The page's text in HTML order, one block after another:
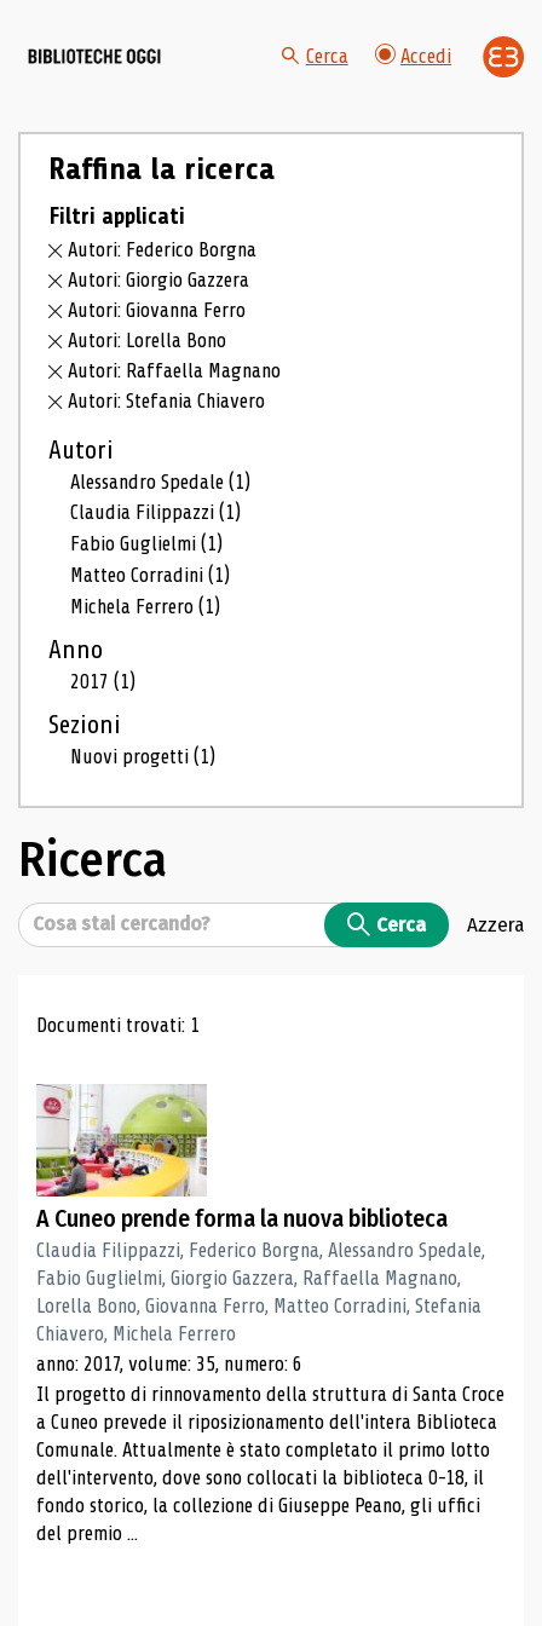
Cerca Accedi
Raffina la ricerca
Filtri applicati
Autori: Federico Borgna
Autori: Giorgio Gazzera
Autori: Giovanna Ferro
Autori: Lorella Bono
Autori: Raffaella Magnano
Autori: Stefania Chiavero
Autori
Alessandro Spedale(1)
Claudia Filippazzi(1)
Fabio Guglielmi(1)
Matteo Corradini(1)
Michela Ferrero(1)
Anno
2017(1)
Sezioni
Nuovi progetti(1)
Ricerca
Cerca Cerca Azzera
Risultati di ricerca
Documenti trovati: 1
A Cuneo prende forma la nuova biblioteca
Claudia Filippazzi, Federico Borgna, Alessandro Spedale,
Fabio Guglielmi, Giorgio Gazzera, Raffaella Magnano,
Lorella Bono, Giovanna Ferro, Matteo Corradini, Stefania
Chiavero, Michela Ferrero
anno: 2017, volume: 35, numero: 6
Il progetto di rinnovamento della struttura di Santa Croce
a Cuneo prevede il riposizionamento dell'intera Biblioteca
Comunale. Attualmente è stato completato il primo lotto
dell'intervento, dove sono collocati la biblioteca 0-18, il
fondo storico, la collezione di Giuseppe Peano, gli uffici
del premio ...